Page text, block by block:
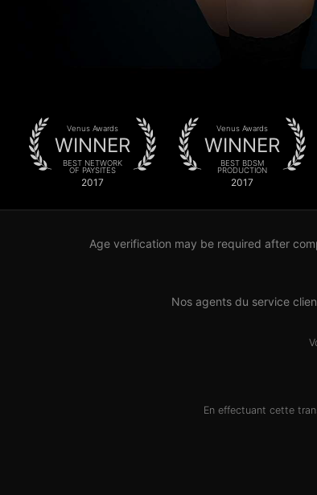
Venus Awards
WINNER
BEST NETWORK
OF PAYSITES
2017
Venus Awards
WINNER
BEST BDSM
PRODUCTION
2017
Age verification may be required after
Nos agents du service
En effectuant cette